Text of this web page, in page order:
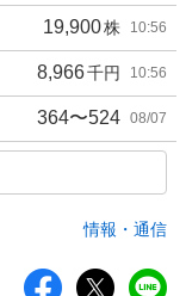
19,900株 10:56
8,966千円 10:56
364〜524 08/07
情報・通信